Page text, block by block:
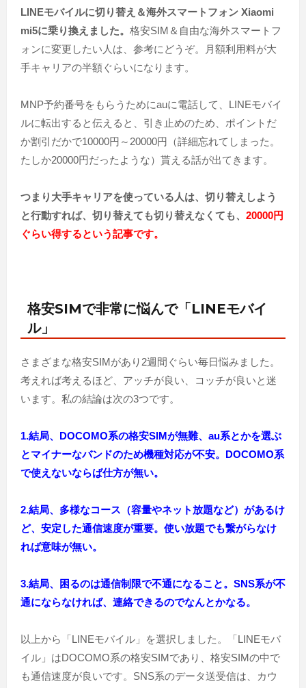
LINEモバイルに切り替え＆海外スマートフォン Xiaomi
mi5に乗り換えました。 格安SIM＆自由な海外スマートフ
ォンに変更したい人は、参考にどうぞ。月額利用料が大
手キャリアの半額ぐらいになります。
MNP予約番号をもらうためにauに電話して、LINEモバイ
ルに転出すると伝えると、引き止めのため、ポイントだ
か割引だかで10000円～20000円（詳細忘れてしまった。
たしか20000円だったような）貰える話が出てきます。
つまり大手キャリアを使っている人は、切り替えしよう
と行動すれば、切り替えても切り替えなくても、 20000円
ぐらい得するという記事です。
格安SIMで非常に悩んで「LINEモバイ
ル」
さまざまな格安SIMがあり2週間ぐらい毎日悩みました。
考えれば考えるほど、アッチが良い、コッチが良いと迷
います。私の結論は次の3つです。
1.結局、DOCOMO系の格安SIMが無難、au系とかを選ぶ
とマイナーなバンドのため機種対応が不安。DOCOMO系
で使えないならば仕方が無い。
2.結局、多様なコース（容量やネット放題など）があるけ
ど、安定した通信速度が重要。使い放題でも繋がらなけ
れば意味が無い。
3.結局、困るのは通信制限で不通になること。SNS系が不
通にならなければ、連絡できるのでなんとかなる。
以上から「LINEモバイル」を選択しました。「LINEモバ
イル」はDOCOMO系の格安SIMであり、格安SIMの中で
も通信速度が良いです。SNS系のデータ送受信は 、カウ